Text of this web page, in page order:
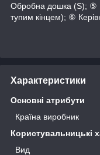
Обробна дошка (S); ⑤
тупим кінцем); ⑥
Характеристики
Основні атрибути
Країна виробник
Користувальницькі
Вид